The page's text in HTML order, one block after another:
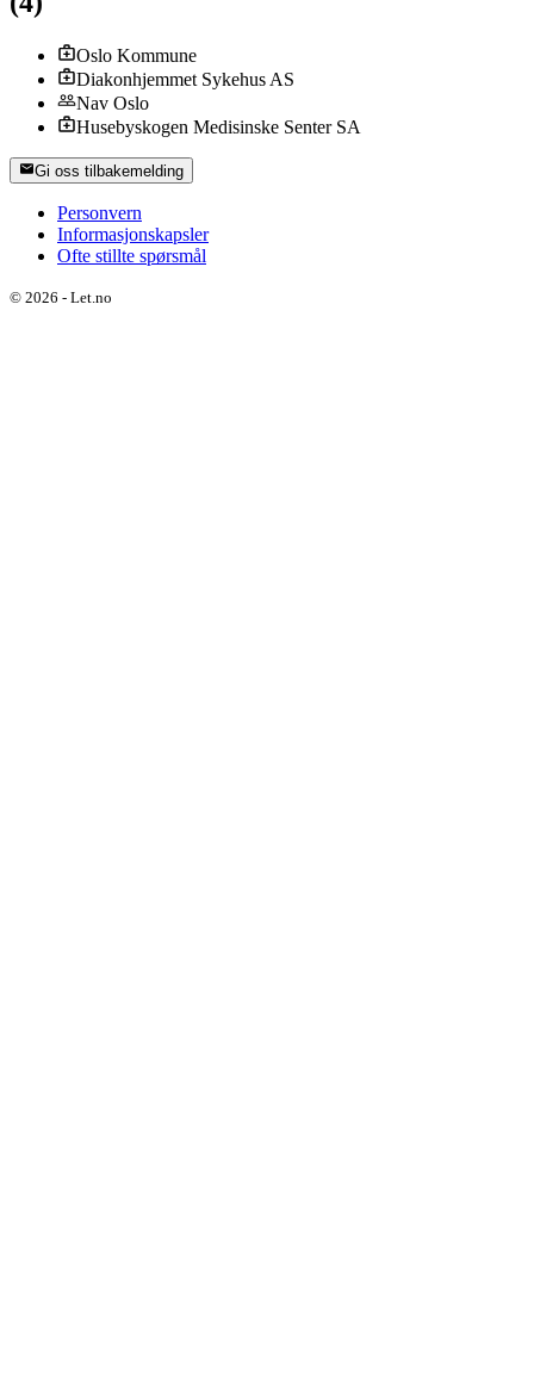
Oslo Kommune
Diakonhjemmet Sykehus AS
Nav Oslo
Husebyskogen Medisinske Senter SA
Gi oss tilbakemelding
Personvern
Informasjonskapsler
Ofte stillte spørsmål
© 2026 - Let.no